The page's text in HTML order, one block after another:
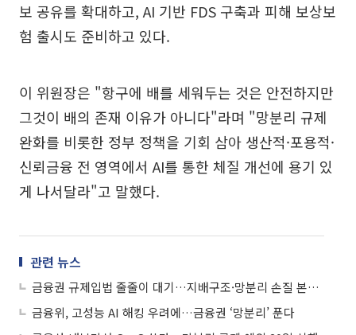
보 공유를 확대하고, AI 기반 FDS 구축과 피해 보상보
험 출시도 준비하고 있다.
이 위원장은 "항구에 배를 세워두는 것은 안전하지만
그것이 배의 존재 이유가 아니다"라며 "망분리 규제
완화를 비롯한 정부 정책을 기회 삼아 생산적·포용적·
신뢰금융 전 영역에서 AI를 통한 체질 개선에 용기 있
게 나서달라"고 말했다.
관련 뉴스
금융권 규제입법 줄줄이 대기…지배구조·망분리 손질 본격화
금융위, 고성능 AI 해킹 우려에…금융권 ‘망분리’ 푼다